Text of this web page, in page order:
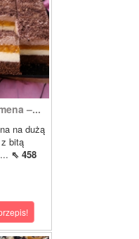
–...
na dużą
bitą
⇖ 458